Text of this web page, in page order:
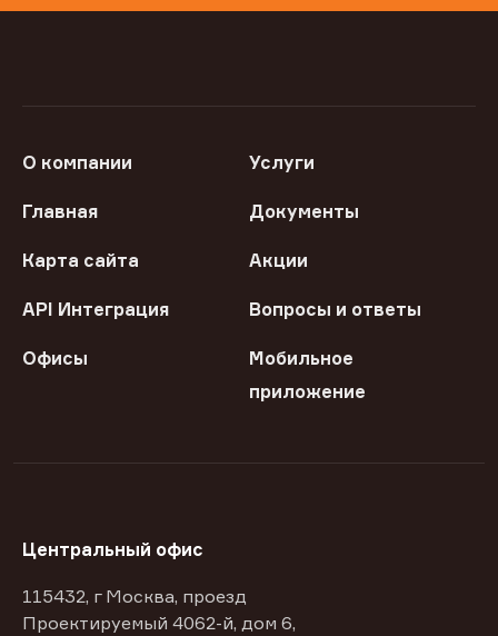
О компании Услуги
Главная Документы
Карта сайта Акции
API Интеграция Вопросы и ответы
Офисы
Мобильное
приложение
Центральный офис
115432, г Москва, проезд
Проектируемый 4062-й, дом 6,